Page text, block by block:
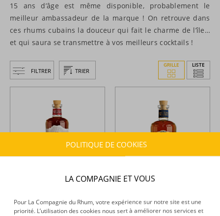
15 ans d’âge est même disponible, probablement le
meilleur ambassadeur de la marque ! On retrouve dans
ces rhums cubains la douceur qui fait le charme de l’île…
et qui saura se transmettre à vos meilleurs cocktails !
FILTRER TRIER
GRILLE LISTE
Cuba -Rhum hors d'âge - 15
ans - 70cl - 40,7°
Cuba -Rhum hors d'âge - 7
ans - 70cl - 40,3°
POLITIQUE DE COOKIES
LA COMPAGNIE ET VOUS
Pour La Compagnie du Rhum, votre expérience sur notre site est une
priorité. L’utilisation des cookies nous sert à améliorer nos services et